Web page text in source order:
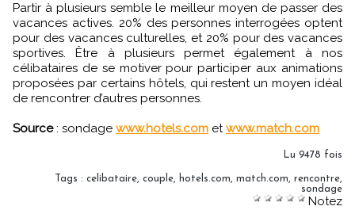
Partir à plusieurs semble le meilleur moyen de passer des
vacances actives. 20% des personnes interrogées optent
pour des vacances culturelles, et 20% pour des vacances
sportives. Être à plusieurs permet également à nos
célibataires de se motiver pour participer aux animations
proposées par certains hôtels, qui restent un moyen idéal
de rencontrer d’autres personnes.
Source: sondage www.hotels.com etwww.match.com
Lu 9478 fois
Tags : celibataire, couple, hotels.com, match.com, rencontre,
sondage
Notez